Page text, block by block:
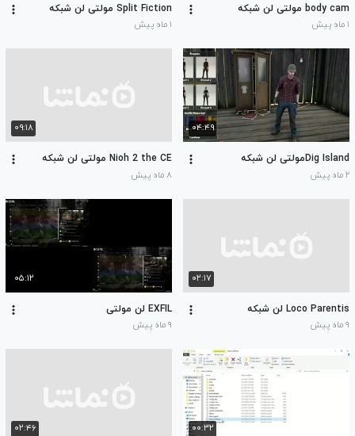
body cam مولتی لن شبکه
۱ ماه پیش
Split Fiction مولتی لن شبکه
۱ ماه پیش
۰۴:۴۹
Dig Islandمولتی لن شبکه
۲ ماه پیش
۰۹:۱۸
Nioh 2 the CE مولتی لن شبکه
۸ ماه پیش
۰۲:۱۷
Loco Parentis لن شبکه
۹ ماه پیش
۰۵:۱۲
EXFIL لن مولتی
۹ ماه پیش
۰۰:۳۲ ۰۲:۴۶